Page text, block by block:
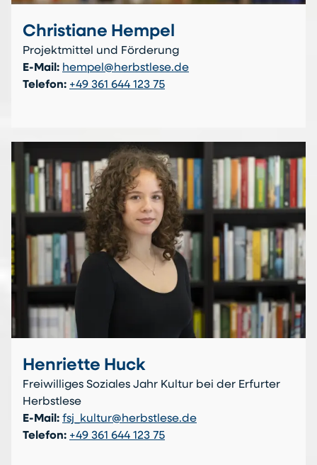
Christiane Hempel
Projektmittel und Förderung
E-Mail: hempel@herbstlese.de
Telefon: +49 361 644 123 75
Henriette Huck
Freiwilliges Soziales Jahr Kultur bei der Erfurter
Herbstlese
E-Mail: fsj_kultur@herbstlese.de
Telefon: +49 361 644 123 75